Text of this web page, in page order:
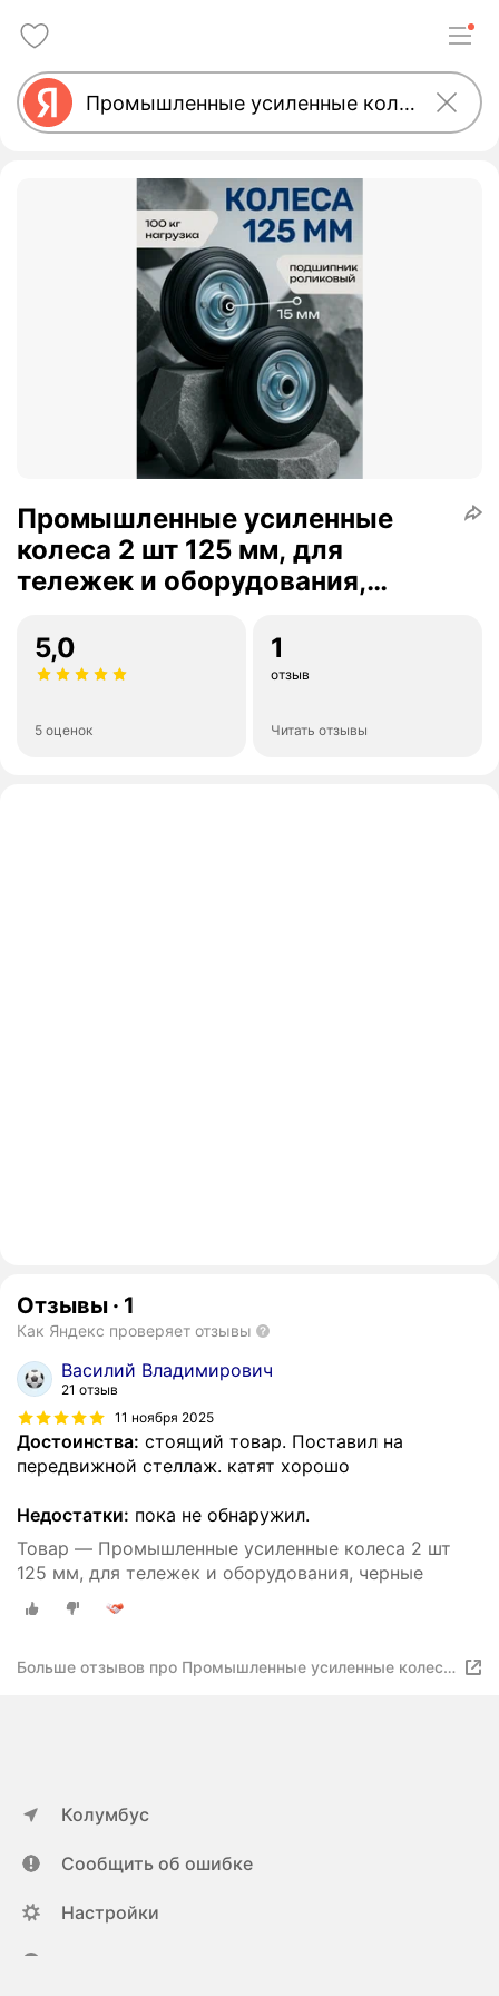
Промышленные усиленные
колеса 2 шт 125 мм, для
тележек и оборудования,
5,0
5 оценок
1
отзыв
Читать отзывы
Отзывы · 1
Как Яндекс проверяет отзывы
Василий Владимирович
21 отзыв
11 ноября 2025
Достоинства: стоящий товар. Поставил на
передвижной стеллаж. катят хорошо
Недостатки: пока не обнаружил.
Товар — Промышленные усиленные колеса 2 шт
125 мм, для тележек и оборудования, черные
Больше отзывов про Промышленные усиленные колеса
Колумбус
Сообщить об ошибке
Настройки